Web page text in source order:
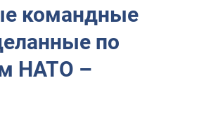
командные
по
НАТО –